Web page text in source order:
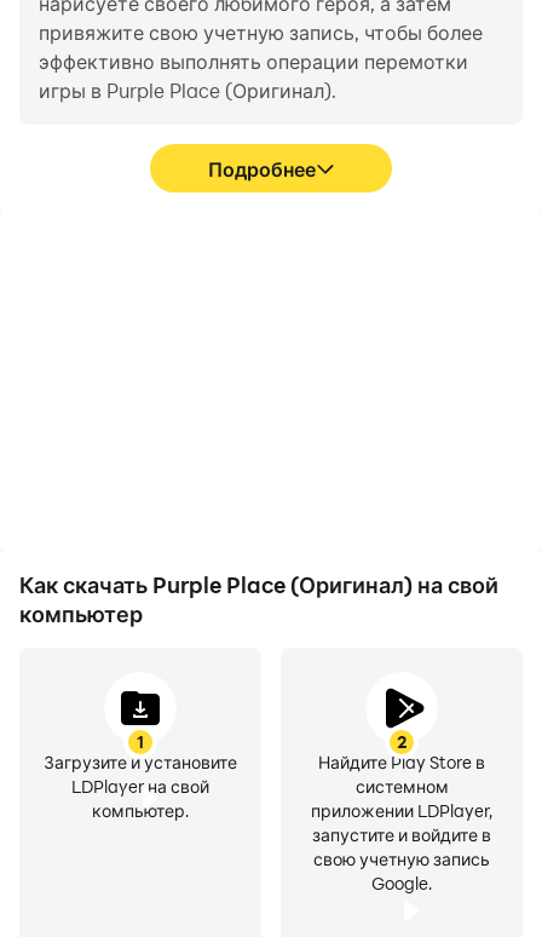
привяжите свою учетную запись, чтобы более
эффективно выполнять операции перемотки
игры в Purple Place (Оригинал).
другими игроками.
Подробнее
Как скачать Purple Place (Оригинал) на свой
компьютер
1
Загрузите и установите
LDPlayer на свой
компьютер.
2
Найдите Play Store в
системном
приложении LDPlayer,
запустите и войдите в
свою учетную запись
Google.